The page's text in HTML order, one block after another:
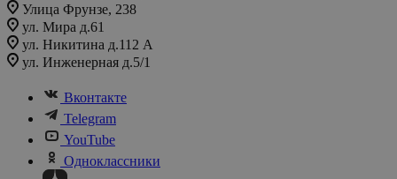
Улица Фрунзе, 238​
ул. Мира д.61
ул. Никитина д.112 А
ул. Инженерная д.5/1
Вконтакте
Telegram
YouTube
Одноклассники